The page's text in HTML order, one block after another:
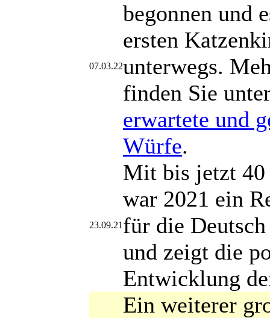
07.03.22
begonnen und
ersten
unterwegs.
finden Sie
erwartete und
Würfe.
23.09.21
Mit bis jetzt
war 2021 ein
für die
und zeigt die
Entwicklung
Ein weiterer